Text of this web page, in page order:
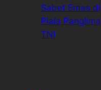
Sabet Emas di
Piala Panglima
TNI